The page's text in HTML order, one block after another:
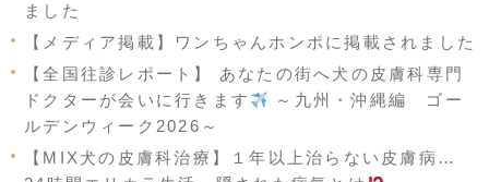
ました
【メディア掲載】ワンちゃんホンポに掲載されました
【全国往診レポート】 あなたの街へ犬の皮膚科専門
ドクターが会いに行きます
～九州・沖縄編 ゴー
ルデンウィーク2026～
【MIX犬の皮膚科治療】１年以上治らない皮膚病…